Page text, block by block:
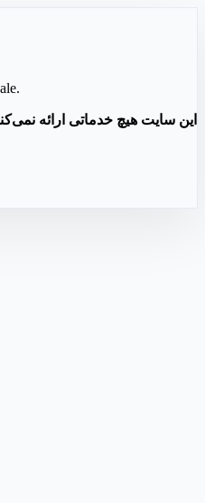
این سایت هیچ خدماتی ارائه